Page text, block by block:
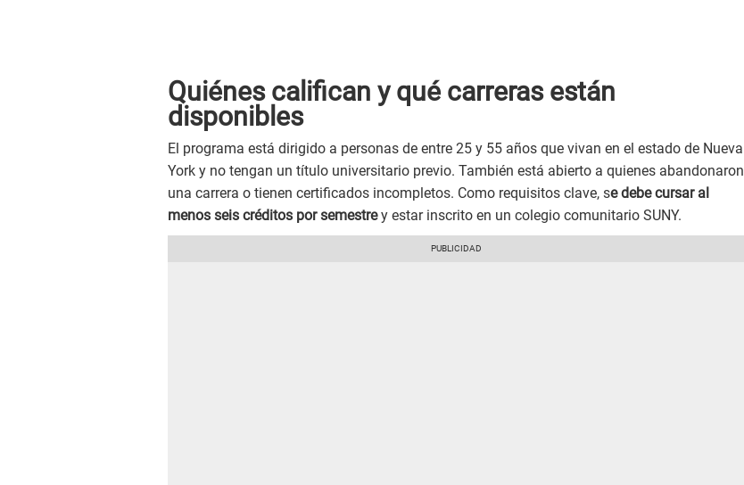
Quiénes califican y qué carreras están
disponibles
El programa está dirigido a personas de entre 25 y 55 años que vivan en el estado de Nueva
York y no tengan un título universitario previo. También está abierto a quienes abandonaron
una carrera o tienen certificados incompletos. Como requisitos clave, se debe cursar al
menos seis créditos por semestrey estar inscrito en un colegio comunitario SUNY.